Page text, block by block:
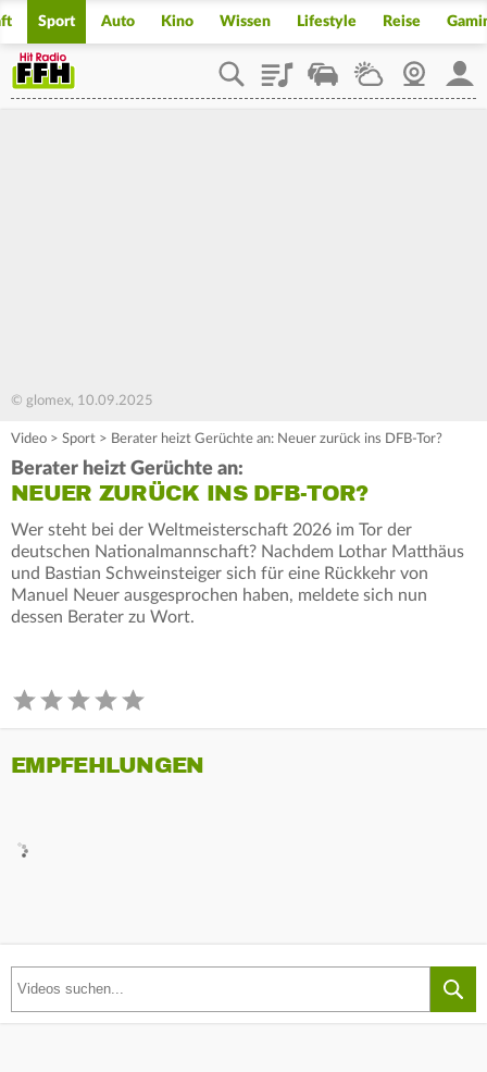
Sport Auto Kino Wissen Lifestyle Reise
PlaylistStaupilotWetterWebcam
© glomex, 10.09.2025
Video > Sport > Berater heizt Gerüchte an: Neuer zurück ins DFB-Tor?
Berater heizt Gerüchte an:
NEUER ZURÜCK INS DFB-TOR?
Wer steht bei der Weltmeisterschaft 2026 im Tor der
deutschen Nationalmannschaft? Nachdem Lothar Matthäus
und Bastian Schweinsteiger sich für eine Rückkehr von
Manuel Neuer ausgesprochen haben, meldete sich nun
dessen Berater zu Wort.
EMPFEHLUNGEN